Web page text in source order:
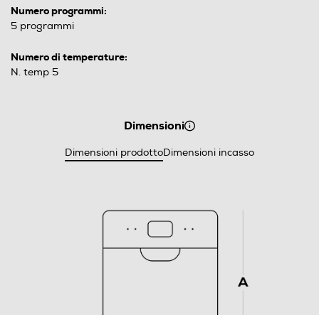
Numero programmi:
5 programmi
Numero di temperature:
N. temp 5
Dimensioni
Dimensioni prodottoDimensioni incasso